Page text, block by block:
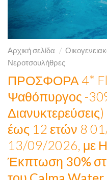
Αρχική σελίδα /
Νεροτσουλήθρες
ΠΡΟΣΦΟΡΑ 4*
Ψαθόπυργος -
έως 12 ετών 8
13/09/2026, με
Έκπτωση 30%